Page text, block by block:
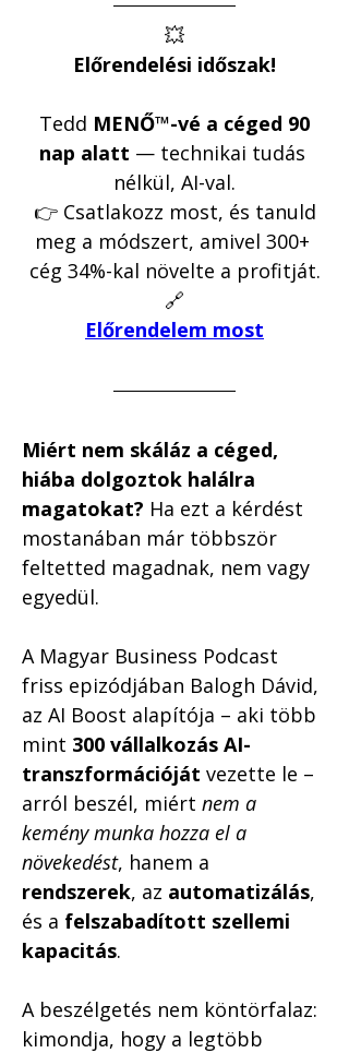
💥
Előrendelési időszak!
Tedd MENŐ™-vé a céged 90
nap alatt — technikai tudás
nélkül, AI-val.
meg a módszert, amivel 300+
cég 34%-kal növelte a profitját.
🔗
Előrendelem most
Miért nem skáláz a céged,
hiába dolgoztok halálra
magatokat? Ha ezt a kérdést
mostanában már többször
feltetted magadnak, nem vagy
egyedül.
A Magyar Business Podcast
friss epizódjában Balogh Dávid,
az AI Boost alapítója – aki több
mint 300 vállalkozás AI-
transzformációját vezette le –
arról beszél, miért nem a
kemény munka hozza el a
növekedést, hanem a
rendszerek, az automatizálás,
és a felszabadított szellemi
kapacitás.
A beszélgetés nem köntörfalaz:
kimondja, hogy a legtöbb